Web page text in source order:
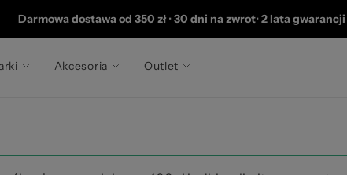
Darmowa dostawa od 350 zł •30 dni na zwrot•2 lata gwarancji
Akcesoria Outlet